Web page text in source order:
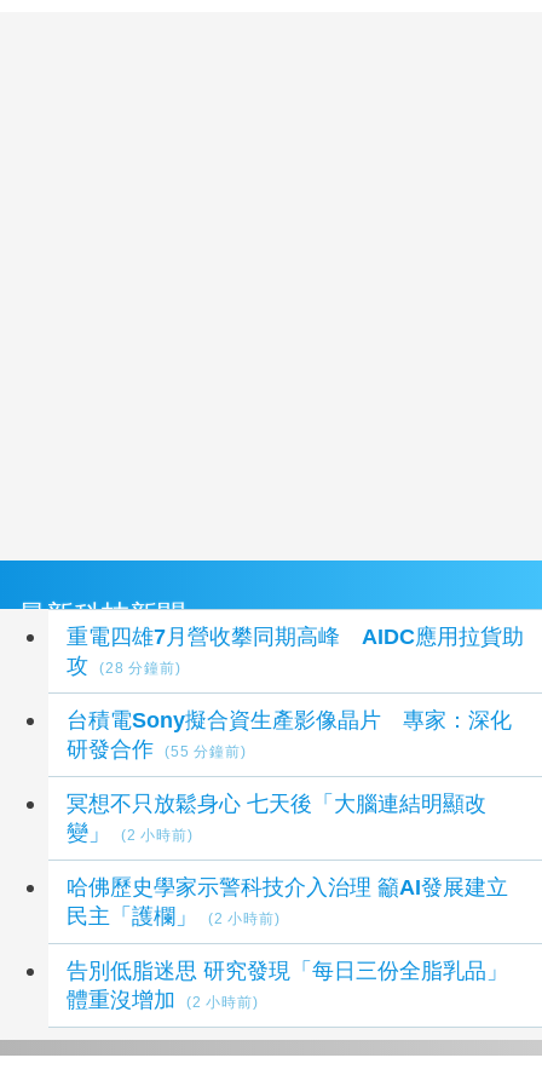
最新科技新聞
重電四雄7月營收攀同期高峰 AIDC應用拉貨助
攻
(28 分鐘前)
台積電Sony擬合資生產影像晶片 專家：深化
研發合作
(55 分鐘前)
冥想不只放鬆身心 七天後「大腦連結明顯改
變」
(2 小時前)
哈佛歷史學家示警科技介入治理 籲AI發展建立
民主「護欄」
(2 小時前)
告別低脂迷思 研究發現「每日三份全脂乳品」
體重沒增加
(2 小時前)